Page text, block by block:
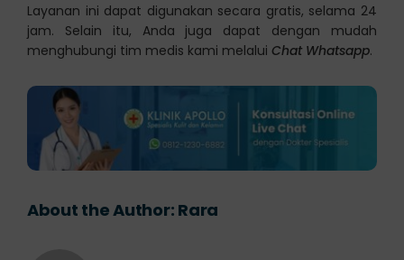
Layanan ini dapat digunakan secara gratis, selama 24
jam. Selain itu, Anda juga dapat dengan mudah
menghubungi tim medis kami melalui Chat Whatsapp.
About the Author: Rara